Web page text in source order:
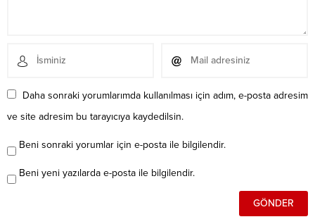
Daha sonraki yorumlarımda kullanılması için adım, e-posta adresim
ve site adresim bu tarayıcıya kaydedilsin.
Beni sonraki yorumlar için e-posta ile bilgilendir.
Beni yeni yazılarda e-posta ile bilgilendir.